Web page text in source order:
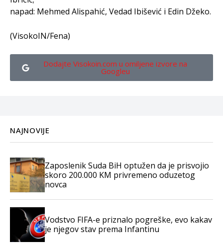
napad: Mehmed Alispahić, Vedad Ibišević i Edin Džeko.
(VisokoIN/Fena)
Dodajte Visokoin.com u omiljene izvore na
Googleu
NAJNOVIJE
Zaposlenik Suda BiH optužen da je prisvojio
skoro 200.000 KM privremeno oduzetog
novca
Vodstvo FIFA-e priznalo pogreške, evo kakav
je njegov stav prema Infantinu